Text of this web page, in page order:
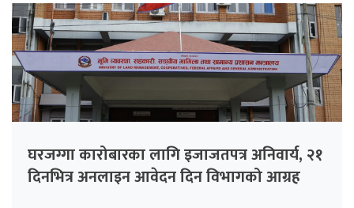
घरजग्गा कारोबारका लागि इजाजतपत्र अनिवार्य, २१
दिनभित्र अनलाइन आवेदन दिन विभागको आग्रह